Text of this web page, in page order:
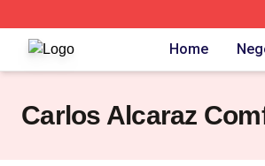
Carlos Alcaraz Shop ⚡️ Officially
Home
Carlos Alcaraz